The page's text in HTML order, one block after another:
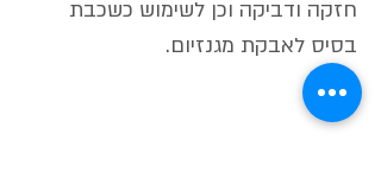
חזקה ודביקה וכן לשימוש כשכבת
בסיס לאבקת מגנזיום.